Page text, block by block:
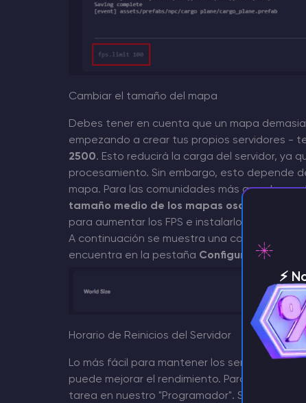
Cambiar el tamaño del mapa
Debes tener en cuenta que un mapa
empezando a crear tus propios servidores -
2500. Esto reducirá la carga del servidor, ya
procesamiento. Sin embargo, esto depende
mapa. Para las comunidades más grandes,
tamaño medio de los mapas oscila entre
para aumentar los FPS e instalarlos en tu
A continuación se muestra una captura de
encuentra en la pestaña Configuración de
Horario de Reinicios del Servidor
Lo más fácil para mantener los servidores
puede mejorar el rendimiento. Para evitar
tarea en nuestro "Programador". Si quieres
⚡️